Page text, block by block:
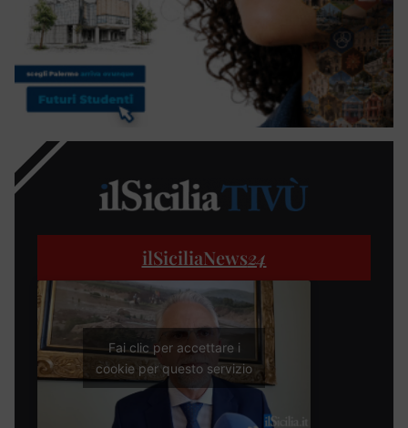
ilSiciliaNews24
Fai clic per accettare i
cookie per questo servizio